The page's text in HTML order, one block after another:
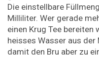
Die einstellbare
Milliliter. Wer gerade
einen Krug Tee bereiten
heisses Wasser aus
damit den Bru aber zu